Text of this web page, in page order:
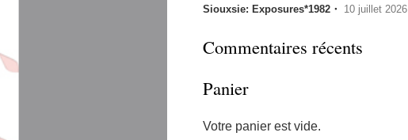
Siouxsie: Exposures*1982・ 10 juillet 2026
Commentaires récents
Panier
Votre panier est vide.